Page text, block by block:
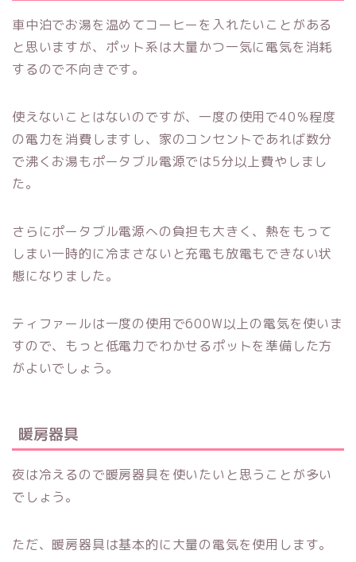
車中泊でお湯を温めてコーヒーを入れたいことがある
と思いますが、ポット系は大量かつ一気に電気を消耗
するので不向きです。
使えないことはないのですが、一度の使用で40％程度
の電力を消費しますし、家のコンセントであれば数分
で沸くお湯もポータブル電源では5分以上費やしまし
た。
さらにポータブル電源への負担も大きく、熱をもって
しまい一時的に冷まさないと充電も放電もできない状
態になりました。
ティファールは一度の使用で600W以上の電気を使いま
すので、もっと低電力でわかせるポットを準備した方
がよいでしょう。
暖房器具
夜は冷えるので暖房器具を使いたいと思うことが多い
でしょう。
ただ、暖房器具は基本的に大量の電気を使用します。